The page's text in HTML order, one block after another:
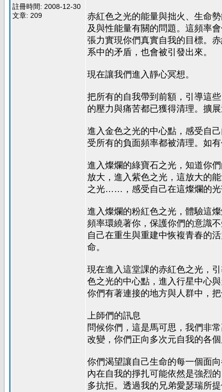
註冊時間: 2008-12-30
文章: 209
赤紅色之光的能量與拙火、生命
及與性能量有關的問題。這頻率
張力實現你們真實自我的目標。
系中的矛盾，也會被引發出來。
現在讓我們進入靜心冥想。
把所有的自我帶到前額，引導這
的壓力與痛苦都已獲得清理。擴
進入金色之光的中心點，感受自
受所有的負面頻率都被清理。如
進入燦爛的綠寶石之光，知道你
放大，進入紫色之光，這放大的
之光……，感受自己在這燦爛的
進入燦爛的粉紅色之光，體驗這
頻率環繞著你，保護你們的意識
自己在重生與重建中恢複青春的
命。
現在進入這堂課的赤紅色之光，
色之光的中心點，進入行星中心
你們有著連接的地方與人群中，
上師們的訊息
問候你們，這是馬可思，我們非
改變，你們正向多次元自我的各
你們渴望讓自己生命的每一個面
內在自我的掙扎可能依然是強烈
多抗拒。透過我的兄弟愛瑟瑞所